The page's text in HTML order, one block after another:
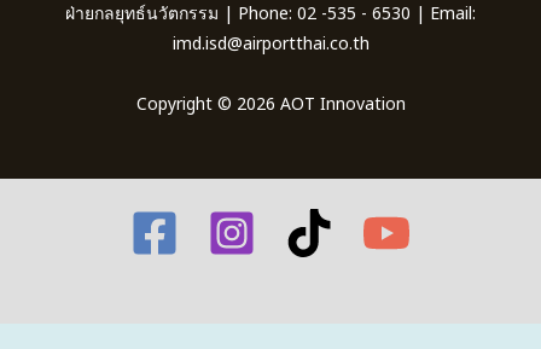
ฝ่ายกลยุทธ์นวัตกรรม | Phone: 02 -535 - 6530 | Email:
imd.isd@airportthai.co.th
Copyright © 2026 AOT Innovation